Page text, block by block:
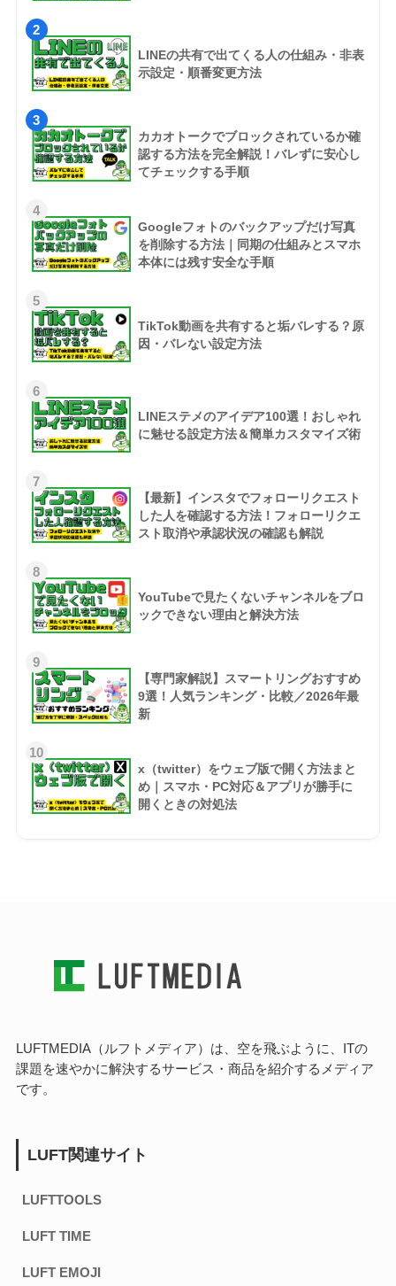
2
LINEの共有で出てくる人の仕組み・非表
示設定・順番変更方法
3
カカオトークでブロックされているか確
認する方法を完全解説！バレずに安心し
てチェックする手順
4
Googleフォトのバックアップだけ写真
を削除する方法｜同期の仕組みとスマホ
本体には残す安全な手順
5
TikTok動画を共有すると垢バレする？原
因・バレない設定方法
6
LINEステメのアイデア100選！おしゃれ
に魅せる設定方法＆簡単カスタマイズ術
7
【最新】インスタでフォローリクエスト
した人を確認する方法！フォローリクエ
スト取消や承認状況の確認も解説
8
YouTubeで見たくないチャンネルをブロ
ックできない理由と解決方法
9
【専門家解説】スマートリングおすすめ
9選！人気ランキング・比較／2026年最
新
10
x（twitter）をウェブ版で開く方法まと
め｜スマホ・PC対応＆アプリが勝手に
開くときの対処法
LUFTMEDIA（ルフトメディア）は、空を飛ぶように、ITの
課題を速やかに解決するサービス・商品を紹介するメディア
です。
LUFT関連サイト
LUFTTOOLS
LUFT TIME
LUFT EMOJI